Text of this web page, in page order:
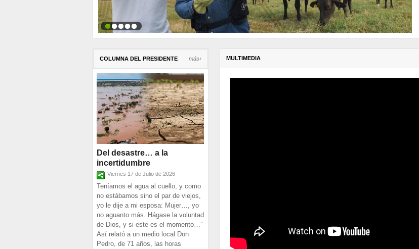
COLUMNA DEL PRESIDENTE más›
Del desastre… a la
incertidumbre
Viernes 17 de Julio de 2026
Teníamos el agua al cuello, y como
no estábamos sino el par de viejos,
yo le dije a mi esposa: Mujer…, yo
no aguanto más. Hágase la voluntad
de Dios, y si este es el momento…”
Así relató a un medio local Don
Pedro, de 71 años, las horas
MULTIMEDIA